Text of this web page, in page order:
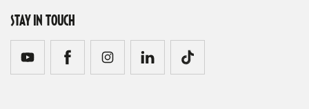
STAY IN TOUCH